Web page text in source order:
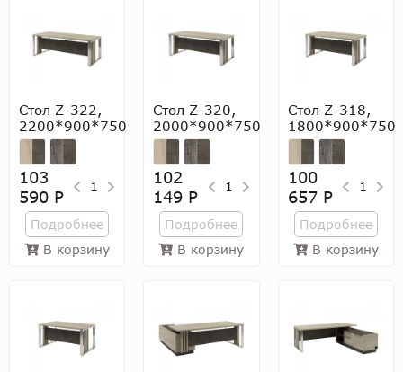
Стол Z-322,
2200*900*750
103
590 Р
1
Подробнее
В корзину
Стол Z-320,
2000*900*750
102
149 Р
1
Подробнее
В корзину
Стол Z-318,
1800*900*750
100
657 Р
1
Подробнее
В корзину